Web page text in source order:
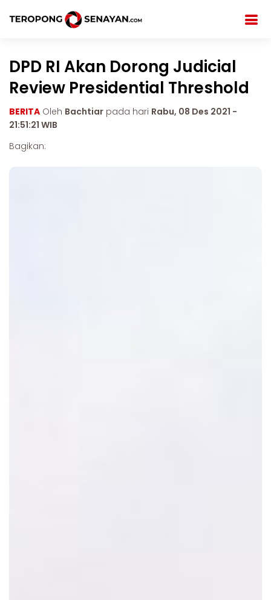
DPD RI Akan Dorong Judicial
Review Presidential Threshold
BERITA Oleh Bachtiar pada hari Rabu, 08 Des 2021 -
21:51:21 WIB
Bagikan: